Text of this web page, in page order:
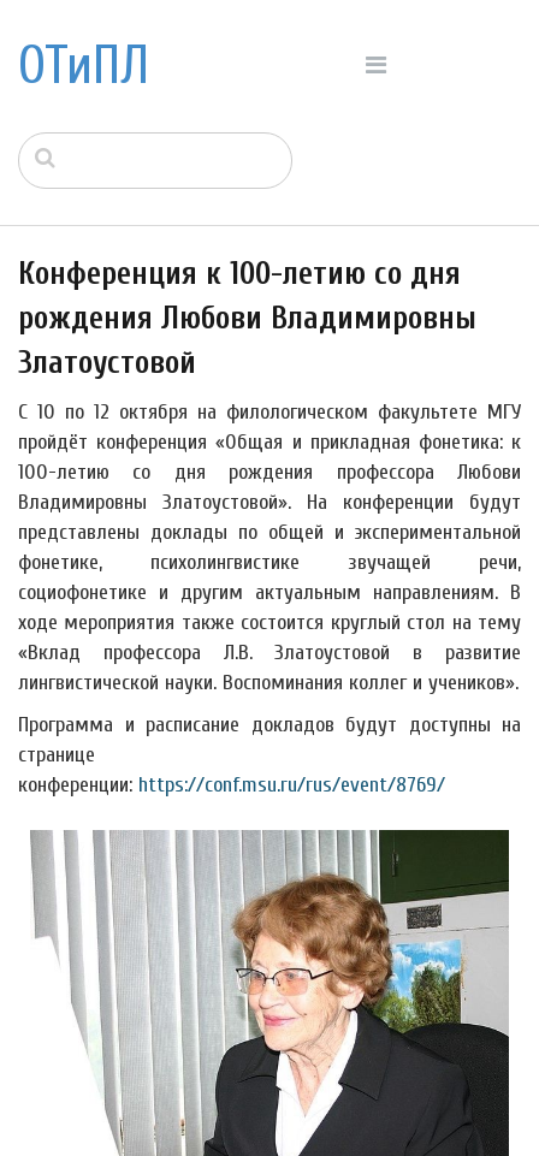
ОТиПЛ
Конференция к 100-летию со дня
рождения Любови Владимировны
Златоустовой
С 10 по 12 октября на филологическом факультете МГУ
пройдёт конференция «Общая и прикладная фонетика: к
100-летию со дня рождения профессора Любови
Владимировны Златоустовой». На конференции будут
представлены доклады по общей и экспериментальной
фонетике, психолингвистике звучащей речи,
социофонетике и другим актуальным направлениям. В
ходе мероприятия также состоится круглый стол на тему
«Вклад профессора Л.В. Златоустовой в развитие
лингвистической науки. Воспоминания коллег и учеников».
Программа и расписание докладов будут доступны на
странице
конференции: https://conf.msu.ru/rus/event/8769/